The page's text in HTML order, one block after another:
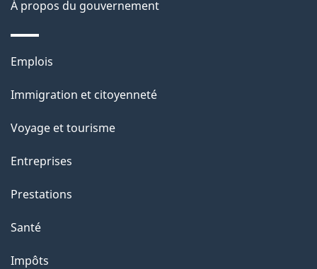
e
l
a
p
a
g
e
À propos du gouvernement
Thèmes
sujets
Emplois
Immigration et citoyenneté
Voyage et tourisme
Entreprises
Prestations
Santé
Impôts